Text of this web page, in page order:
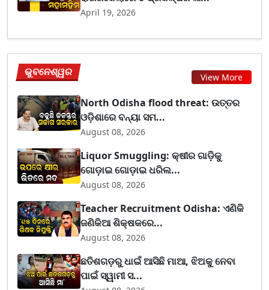
April 19, 2026
ଭୁବନେଶ୍ୱର View More
North Odisha flood threat: ଉତ୍ତର
ଓଡ଼ିଶାରେ ବନ୍ୟା ସମ...
August 08, 2026
Liquor Smuggling: କ୍ଷୀର ଗାଡ଼ିକୁ
ଗୋଡ଼ାଇ ଗୋଡ଼ାଇ ଧରିଲ...
August 08, 2026
Teacher Recruitment Odisha: ଏଣିକି
ଜଣିକିଆ ଶିକ୍ଷକରେ...
August 08, 2026
ଛତିଶଗଡ଼ରୁ ଧାଇଁ ଆସିଛି ମାଆ, ଝିଅକୁ ନେବା
ପାଇଁ ସ୍ୱାମୀ ସ...